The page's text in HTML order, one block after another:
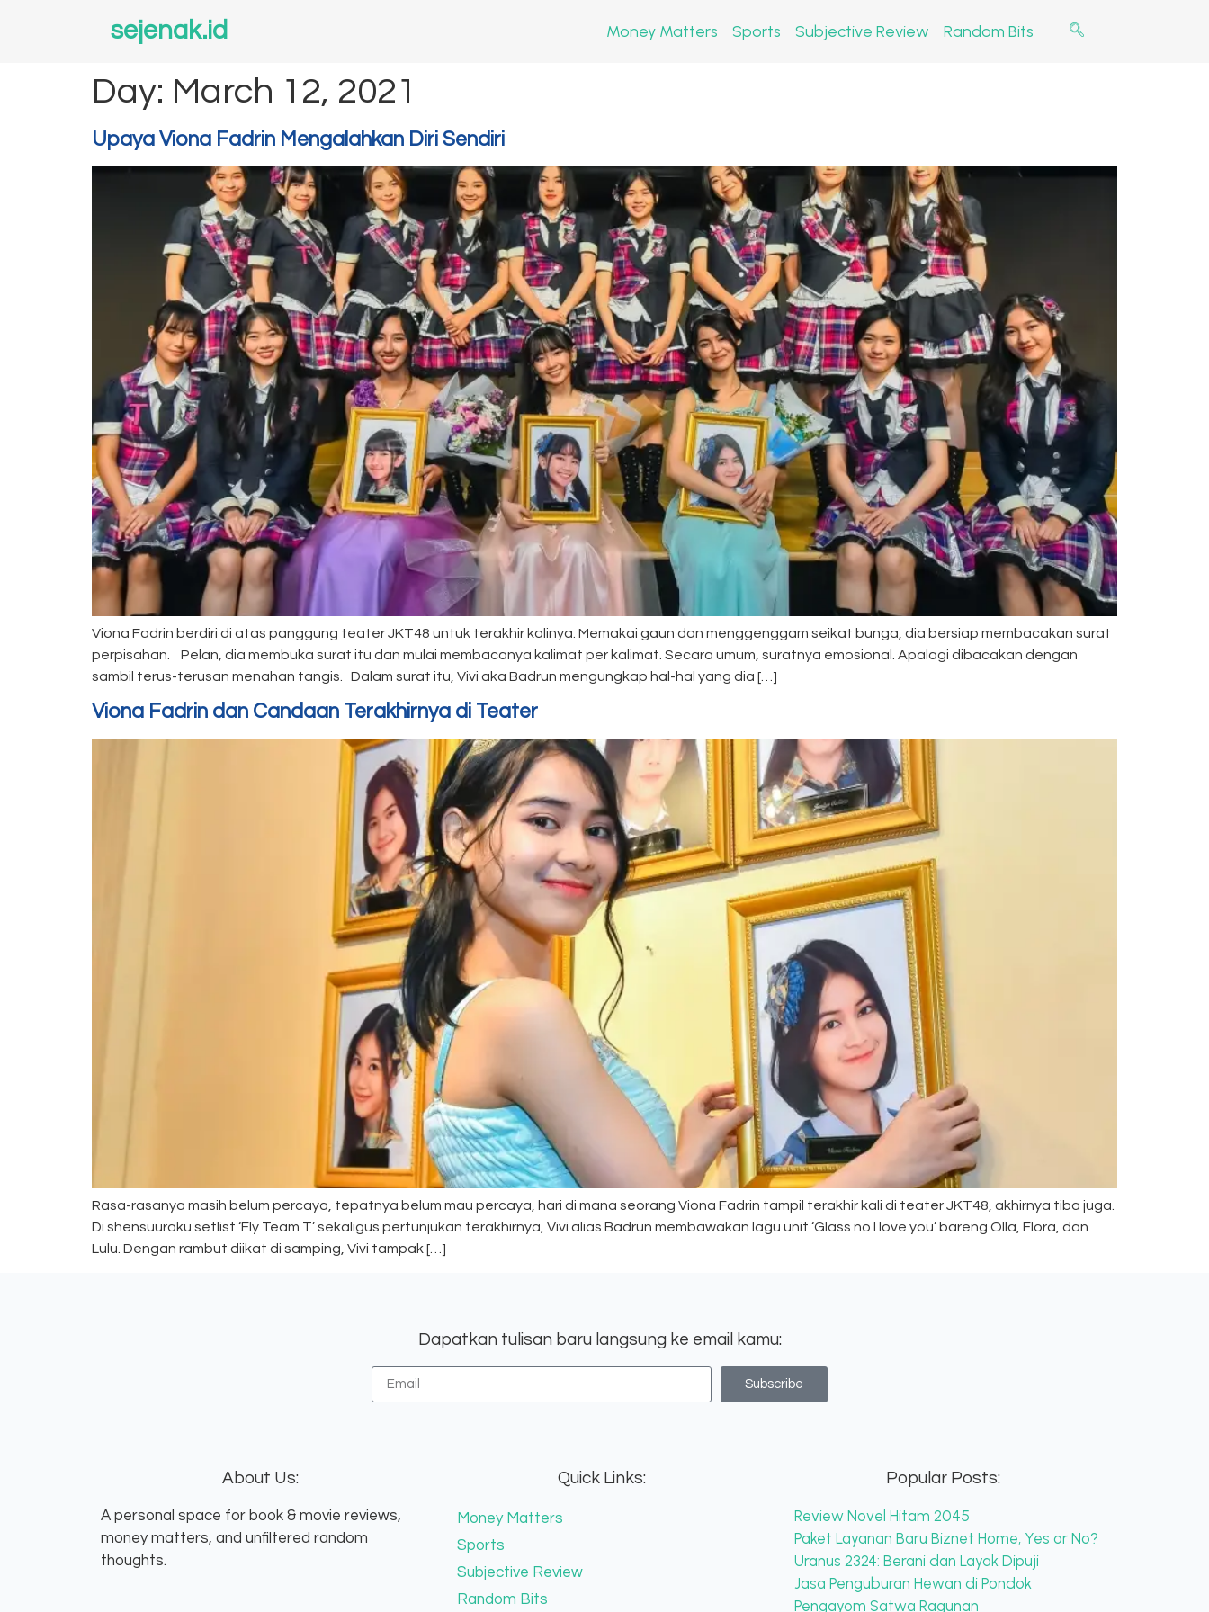
sejenak.id Money Matters Sports Subjective Review Random Bits
Day: March 12, 2021
Upaya Viona Fadrin Mengalahkan Diri Sendiri
Viona Fadrin berdiri di atas panggung teater JKT48 untuk terakhir kalinya. Memakai gaun dan menggenggam seikat bunga, dia bersiap membacakan surat
perpisahan. Pelan, dia membuka surat itu dan mulai membacanya kalimat per kalimat. Secara umum, suratnya emosional. Apalagi dibacakan dengan
sambil terus-terusan menahan tangis. Dalam surat itu, Vivi aka Badrun mengungkap hal-hal yang dia […]
Viona Fadrin dan Candaan Terakhirnya di Teater
Rasa-rasanya masih belum percaya, tepatnya belum mau percaya, hari di mana seorang Viona Fadrin tampil terakhir kali di teater JKT48, akhirnya tiba juga.
Di shensuuraku setlist ‘Fly Team T’ sekaligus pertunjukan terakhirnya, Vivi alias Badrun membawakan lagu unit ‘Glass no I love you’ bareng Olla, Flora, dan
Lulu. Dengan rambut diikat di samping, Vivi tampak […]
Dapatkan tulisan baru langsung ke email kamu:
Subscribe
About Us:
A personal space for book & movie reviews,
money matters, and unfiltered random
thoughts.
Quick Links:
Money Matters
Sports
Subjective Review
Random Bits
Popular Posts:
Review Novel Hitam 2045
Paket Layanan Baru Biznet Home, Yes or No?
Uranus 2324: Berani dan Layak Dipuji
Jasa Penguburan Hewan di Pondok
Pengayom Satwa Ragunan